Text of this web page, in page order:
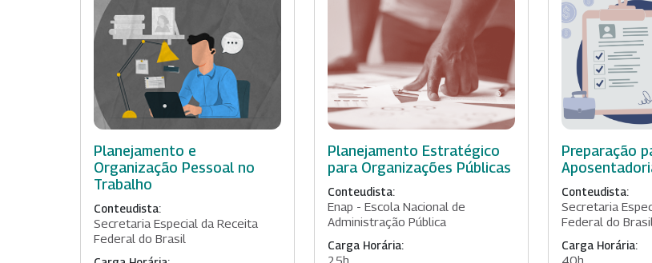
Planejamento e
Organização Pessoal no
Trabalho
Conteudista:
Secretaria Especial da Receita
Federal do Brasil
Planejamento Estratégico
para Organizações Públicas
Conteudista:
Enap - Escola Nacional de
Administração Pública
Carga Horária:
25h
Preparação
Conteudista:
Secretaria
Federal do Brasil
Carga Horária:
40h